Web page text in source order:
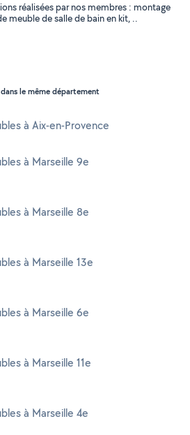
réalisées par nos membres : montage
meuble de salle de bain en kit, ..
le même département
à Aix-en-Provence
à Marseille 9e
à Marseille 8e
à Marseille 13e
à Marseille 6e
à Marseille 11e
à Marseille 4e